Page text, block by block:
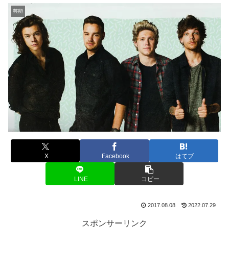
芸能
X Facebook はてブ
LINE コピー
2017.08.08 2022.07.29
スポンサーリンク